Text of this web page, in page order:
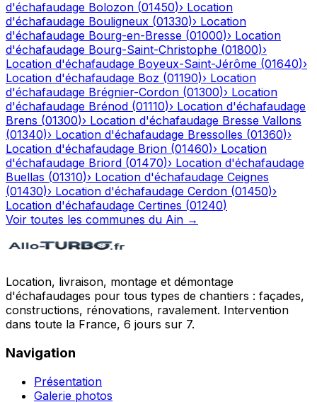
d'échafaudage Bolozon (01450)› Location
d'échafaudage Bouligneux (01330)› Location
d'échafaudage Bourg-en-Bresse (01000)› Location
d'échafaudage Bourg-Saint-Christophe (01800)›
Location d'échafaudage Boyeux-Saint-Jérôme (01640)›
Location d'échafaudage Boz (01190)› Location
d'échafaudage Brégnier-Cordon (01300)› Location
d'échafaudage Brénod (01110)› Location d'échafaudage
Brens (01300)› Location d'échafaudage Bresse Vallons
(01340)› Location d'échafaudage Bressolles (01360)›
Location d'échafaudage Brion (01460)› Location
d'échafaudage Briord (01470)› Location d'échafaudage
Buellas (01310)› Location d'échafaudage Ceignes
(01430)› Location d'échafaudage Cerdon (01450)›
Location d'échafaudage Certines (01240)
Voir toutes les communes du Ain →
Location, livraison, montage et démontage
d'échafaudages pour tous types de chantiers : façades,
constructions, rénovations, ravalement. Intervention
dans toute la France, 6 jours sur 7.
Navigation
Présentation
Galerie photos